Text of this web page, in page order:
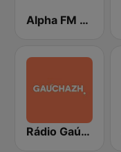
Alpha FM 101.7
Rádio Gaúcha ZH